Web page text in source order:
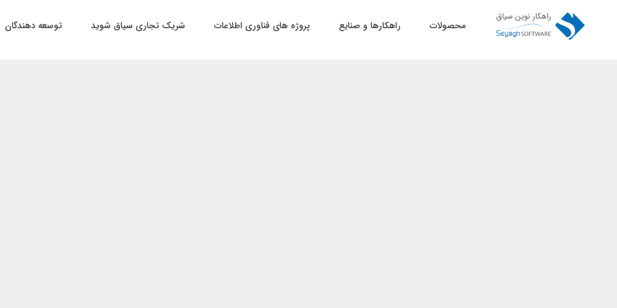
محصولات راهکارها و صنایع پروژه های فناوری اطلاعات شریک تجاری سیاق شوید توسعه دهندگان